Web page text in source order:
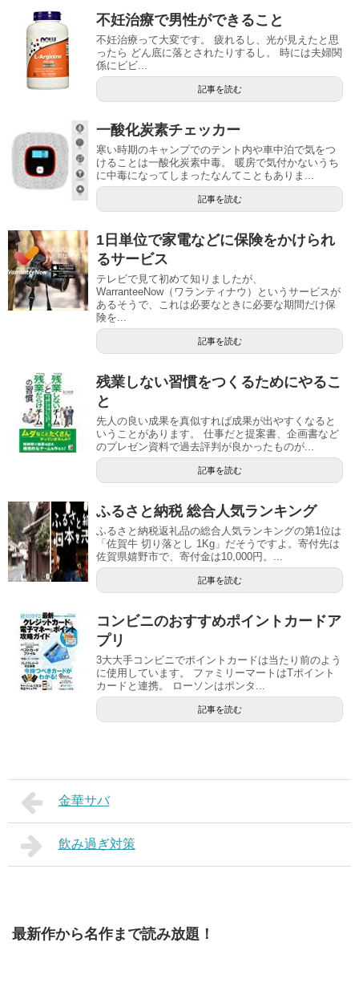
不妊治療で男性ができること
不妊治療って大変です。 疲れるし、光が見えたと思
ったら どん底に落とされたりするし。 時には夫婦関
係にビビ...
記事を読む
一酸化炭素チェッカー
寒い時期のキャンプでのテント内や車中泊で気をつ
けることは一酸化炭素中毒。 暖房で気付かないうち
に中毒になってしまったなんてこともありま...
記事を読む
1日単位で家電などに保険をかけられ
るサービス
テレビで見て初めて知りましたが、
WarranteeNow（ワランティナウ）というサービスが
あるそうで、これは必要なときに必要な期間だけ保
険を...
記事を読む
残業しない習慣をつくるためにやるこ
と
先人の良い成果を真似すれば成果が出やすくなると
いうことがあります。 仕事だと提案書、企画書など
のプレゼン資料で過去評判が良かったものが...
記事を読む
ふるさと納税 総合人気ランキング
ふるさと納税返礼品の総合人気ランキングの第1位は
「佐賀牛 切り落とし 1Kg」だそうですよ。寄付先は
佐賀県嬉野市で、寄付金は10,000円。...
記事を読む
コンビニのおすすめポイントカードア
プリ
3大大手コンビニでポイントカードは当たり前のよう
に使用しています。 ファミリーマートはTポイント
カードと連携。 ローソンはポンタ...
記事を読む
金華サバ
飲み過ぎ対策
最新作から名作まで読み放題！